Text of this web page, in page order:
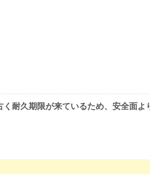
耐久期限が来ているため、安全面よ